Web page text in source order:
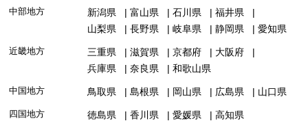
中部地方 新潟県 富山県 石川県
福井県
山梨県
長野県 岐阜県 静岡県 愛知県
近畿地方 三重県 滋賀県 京都府
大阪府
兵庫県
奈良県 和歌山県
中国地方 鳥取県 島根県 岡山県 広島県 山口県
四国地方 徳島県 香川県 愛媛県 高知県